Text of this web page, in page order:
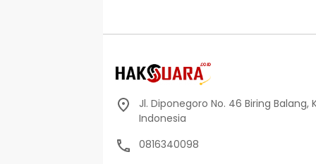
Jl. Diponegoro No. 46 Biring Balang,
Indonesia
0816340098